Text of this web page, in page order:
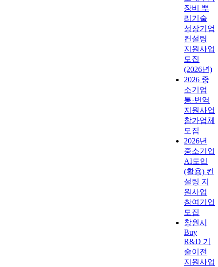
장비 뿌
리기술
성장기업
컨설팅
지원사업
모집
(2026년)
2026 중
소기업
통·번역
지원사업
참가업체
모집
2026년
중소기업
AI도입
(활용) 컨
설팅 지
원사업
참여기업
모집
창원시
Buy
R&D 기
술이전
지원사업